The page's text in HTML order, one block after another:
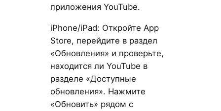
приложения YouTube.
iPhone/iPad: Откройте App
Store, перейдите в раздел
«Обновления» и проверьте,
находится ли YouTube в
разделе «Доступные
обновления». Нажмите
«Обновить» рядом с